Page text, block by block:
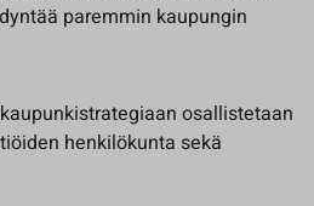
paremmin kaupungin
osallistetaan
henkilökunta sekä